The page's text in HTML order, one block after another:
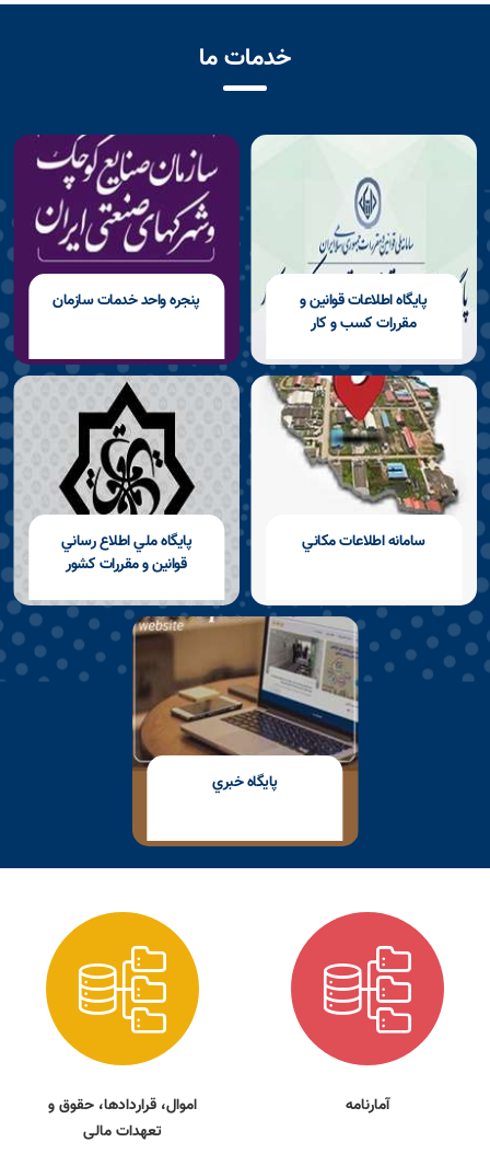
خدمات ما
پايگاه اطلاعات قوانين و
مقررات كسب و كار
پنجره واحد خدمات سازمان
سامانه اطلاعات مكاني
پايگاه ملي اطلاع رساني
قوانين و مقررات كشور
پايگاه خبري
آمارنامه
اموال، قراردادها، حقوق و
تعهدات مالی